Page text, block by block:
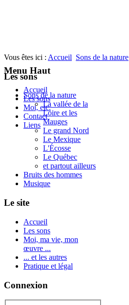
Menu Haut
Accueil
Les sons
Moi, etc.
Contact
Liens
Vous êtes ici : Accueil Sons de la nature
Les sons
Sons de la nature
La vallée de la
Loire et les
Mauges
Le grand Nord
Le Mexique
L'Écosse
Le Québec
et partout ailleurs
Bruits des hommes
Musique
Le site
Accueil
Les sons
Moi, ma vie, mon
œuvre ...
... et les autres
Pratique et légal
Connexion